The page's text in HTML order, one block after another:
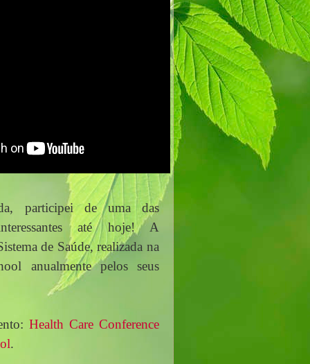
participei de uma das
até hoje! A
de Saúde, realizada na
anualmente pelos seus
Health Care Conference
.